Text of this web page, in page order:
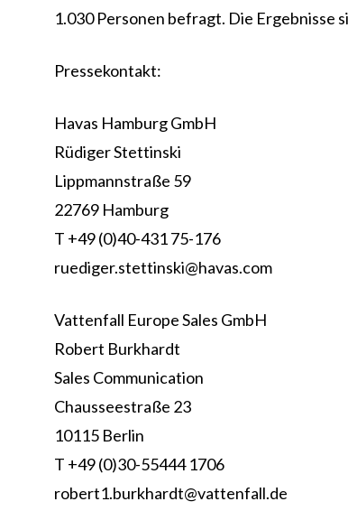
1.030 Personen befragt. Die Ergebnisse
Pressekontakt:
Havas Hamburg GmbH
Rüdiger Stettinski
Lippmannstraße 59
22769 Hamburg
T +49 (0)40-431 75-176
ruediger.stettinski@havas.com
Vattenfall Europe Sales GmbH
Robert Burkhardt
Sales Communication
Chausseestraße 23
10115 Berlin
T +49 (0)30-55444 1706
robert1.burkhardt@vattenfall.de